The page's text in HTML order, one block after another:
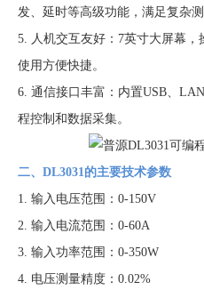
发、延时等高级功能，满足复杂测
5. 人机交互友好：7英寸大屏幕，
使用方便快捷。
6. 通信接口丰富：内置USB、
程控制和数据采集。
二、DL3031的主要技术参数
1. 输入电压范围：0-150V
2. 输入电流范围：0-60A
3. 输入功率范围：0-350W
4. 电压测量精度：0.02%